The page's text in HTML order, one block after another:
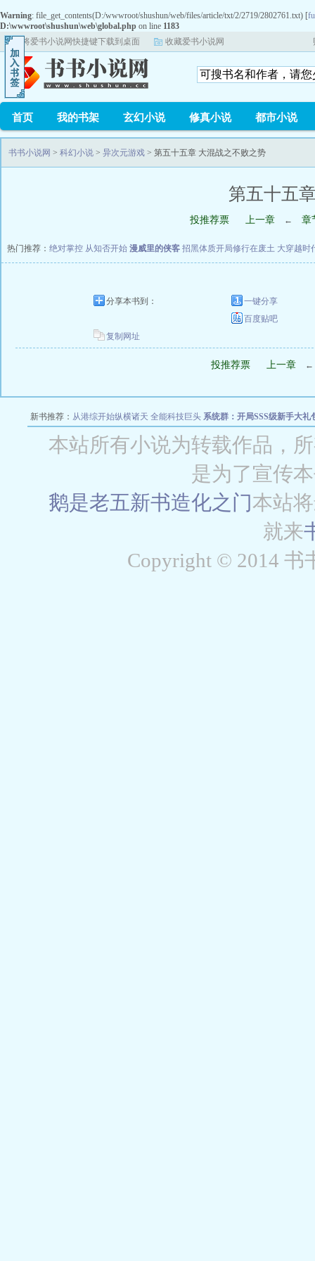
Warning: file_get_contents(D:/wwwroot/shushun/web/files/article/txt/2/2719/2802761.txt) [
D:\wwwroot\shushun\web\global.php on line 1183
将爱书小说网快捷键下载到桌面
收藏爱书小说网
首页 我的书架 玄幻小说 修真小说 都市小说
书书小说网 > 科幻小说 > 异次元游戏 > 第五十五章 大混战之不败之势
第五十五
投推荐票 上一章 ← 章
热门推荐： 绝对掌控 从知否开始 漫威里的侠客 招黑体质开局修行在废土 大穿越时
分享本书到：
一键分享
百度贴吧
复制网址
投推荐票 上一章 ←
新书推荐： 从港综开始纵横诸天 全能科技巨头 系统群：开局SSS级新手大礼
穿梭致富从
本站所有小说为转载作品，
是为了宣传
鹅是老五新书造化之门本站
就来
Copyright © 2014 书